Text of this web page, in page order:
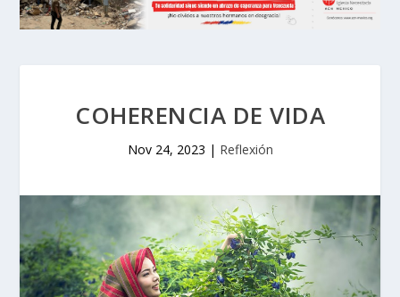
COHERENCIA DE VIDA
Nov 24, 2023 | Reflexión